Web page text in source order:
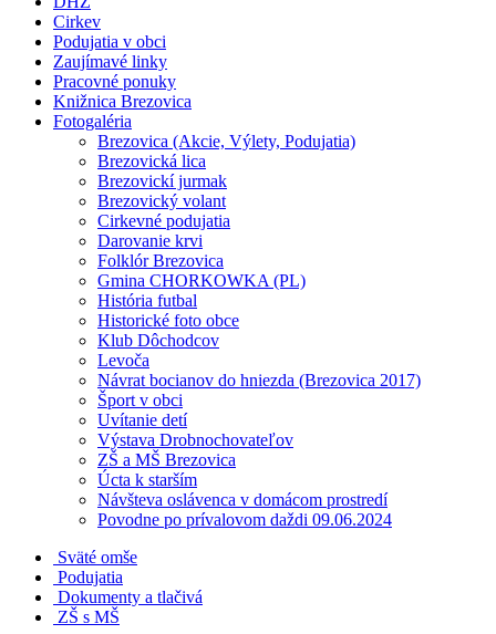
Cirkev
Podujatia v obci
Zaujímavé linky
Pracovné ponuky
Knižnica Brezovica
Fotogaléria
Brezovica (Akcie, Výlety, Podujatia)
Brezovická lica
Brezovickí jurmak
Brezovický volant
Cirkevné podujatia
Darovanie krvi
Folklór Brezovica
Gmina CHORKOWKA (PL)
História futbal
Historické foto obce
Klub Dôchodcov
Levoča
Návrat bocianov do hniezda (Brezovica 2017)
Šport v obci
Uvítanie detí
Výstava Drobnochovateľov
ZŠ a MŠ Brezovica
Úcta k starším
Návšteva oslávenca v domácom prostredí
Povodne po prívalovom daždi 09.06.2024
Sväté omše
Podujatia
Dokumenty a tlačivá
ZŠ s MŠ